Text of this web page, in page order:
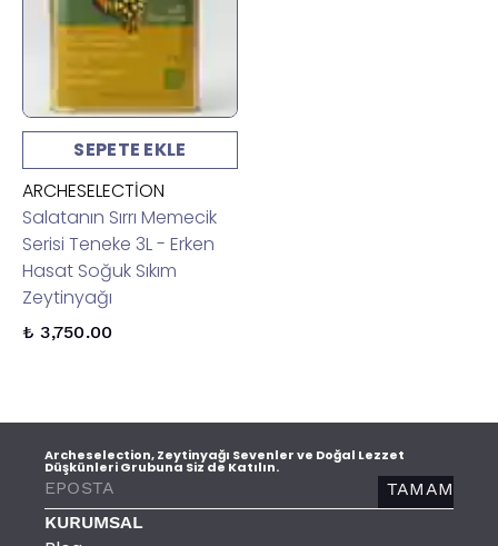
SEPETE EKLE
ARCHESELECTION
Salatanın Sırrı Memecik
Serisi Teneke 3L - Erken
Hasat Soğuk Sıkım
Zeytinyağı
₺ 3,750.00
KURUMSAL
Archeselection, Zeytinyağı Sevenler ve Doğal Lezzet
Düşkünleri Grubuna Siz de Katılın.
TAMAM